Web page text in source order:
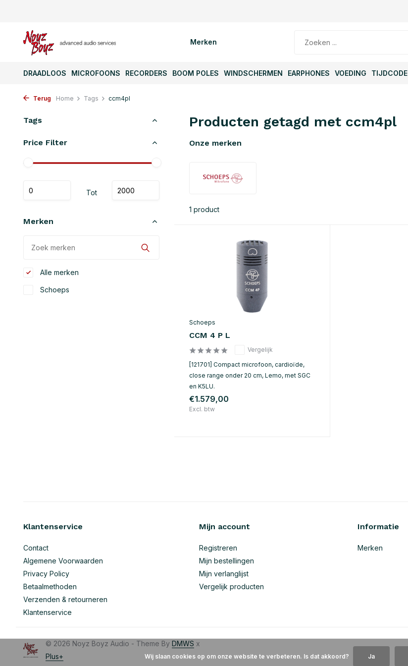
Merken
DRAADLOOS MICROFOONS RECORDERS BOOM POLES WINDSCHERMEN EARPHONES VOEDING TIJDCODE
Terug Home Tags ccm4pl
Tags
Price Filter
Tot
Merken
Alle merken
Schoeps
Producten getagd met ccm4pl
Onze merken
1 product
Schoeps
CCM 4 P L
Vergelijk
[121701] Compact microfoon, cardioïde,
close range onder 20 cm, Lemo, met SGC
en K5LU.
€1.579,00
Excl. btw
Klantenservice
Contact
Algemene Voorwaarden
Privacy Policy
Betaalmethoden
Verzenden & retourneren
Klantenservice
Mijn account
Registreren
Mijn bestellingen
Mijn verlanglijst
Vergelijk producten
Informatie
Merken
© 2026 Noyz Boyz Audio - Theme By DMWS x
Plus+
Wij slaan cookies op om onze website te verbeteren. Is dat akkoord? Ja